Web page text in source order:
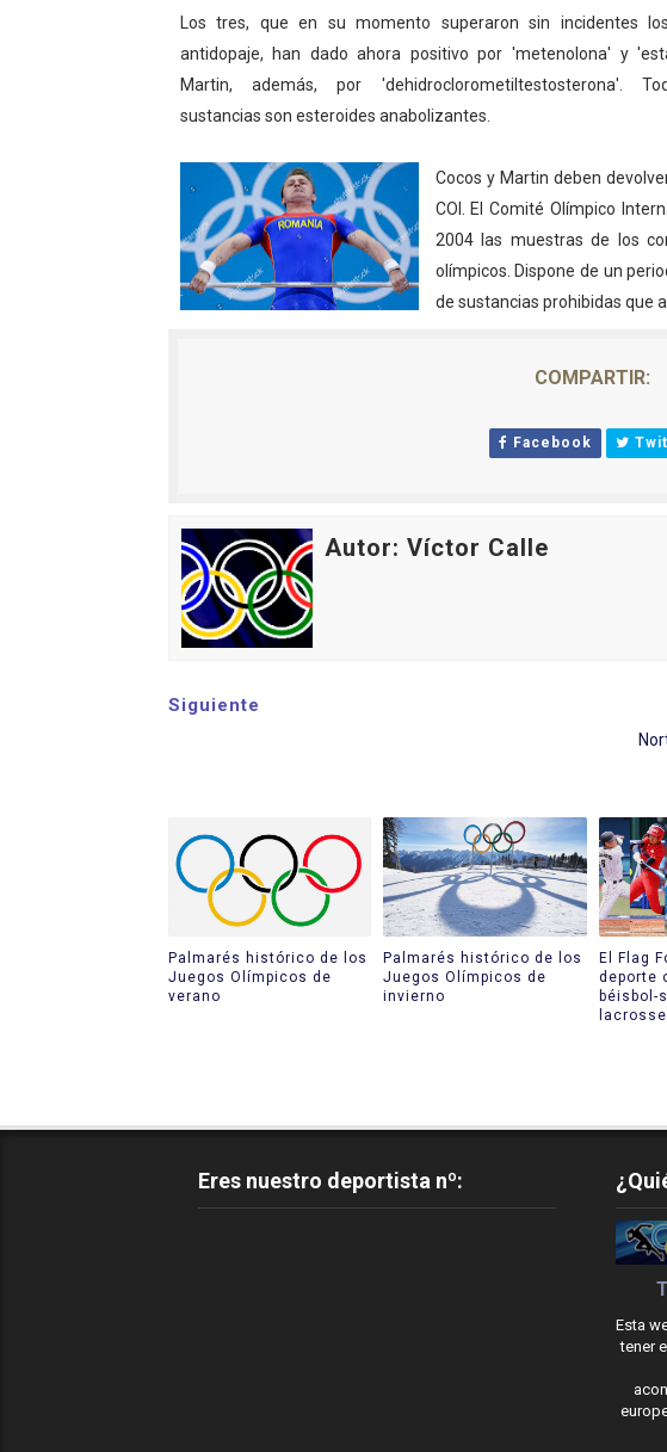
Mundial de Fórmula 1 2026 - Lando
Campeonato de Europa de saltos 2026
Los tres, que en su momento superaron sin incidentes
antidopaje, han dado ahora positivo por 'metenolona' y
Martin, además, por 'dehidroclorometiltestosterona'.
sustancias son esteroides anabolizantes.
Cocos y Martin deben
COI. El Comité Olímpico
2004 las muestras de los
olímpicos. Dispone de un
de sustancias prohibidas que
COMPARTIR:
Facebook
Autor: Víctor Calle
Siguiente
Palmarés histórico de los
Juegos Olímpicos de
verano
Palmarés histórico de los
Juegos Olímpicos de
invierno
El Flag
deporte
béisbol-
Eres nuestro deportista nº:
Esta
tener